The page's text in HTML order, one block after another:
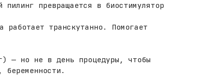
превращается в биостимулятор
транскутанно. Помогает
— но не в день процедуры, чтобы
беременности.